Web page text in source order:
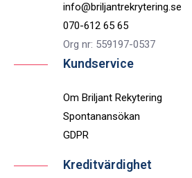
info@briljantrekrytering.se
070-612 65 65
Org nr: 559197-0537
Kundservice
Om Briljant Rekytering
Spontanansökan
GDPR
Kreditvärdighet